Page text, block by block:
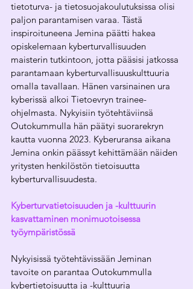
tietoturva- ja tietosuojakoulutuksissa olisi
paljon parantamisen varaa. Tästä
inspiroituneena Jemina päätti hakea
opiskelemaan kyberturvallisuuden
maisterin tutkintoon, jotta pääsisi jatkossa
parantamaan kyberturvallisuuskulttuuria
omalla tavallaan. Hänen varsinainen ura
kyberissä alkoi Tietoevryn trainee-
ohjelmasta. Nykyisiin työtehtäviinsä
Outokummulla hän päätyi suorarekryn
kautta vuonna 2023. Kyberuransa aikana
Jemina onkin päässyt kehittämään näiden
yritysten henkilöstön tietoisuutta
kyberturvallisuudesta.
Kyberturvatietoisuuden ja -kulttuurin
kasvattaminen monimuotoisessa
työympäristössä
Nykyisissä työtehtävissään Jeminan
tavoite on parantaa Outokummulla
kybertietoisuutta ja -kulttuuria